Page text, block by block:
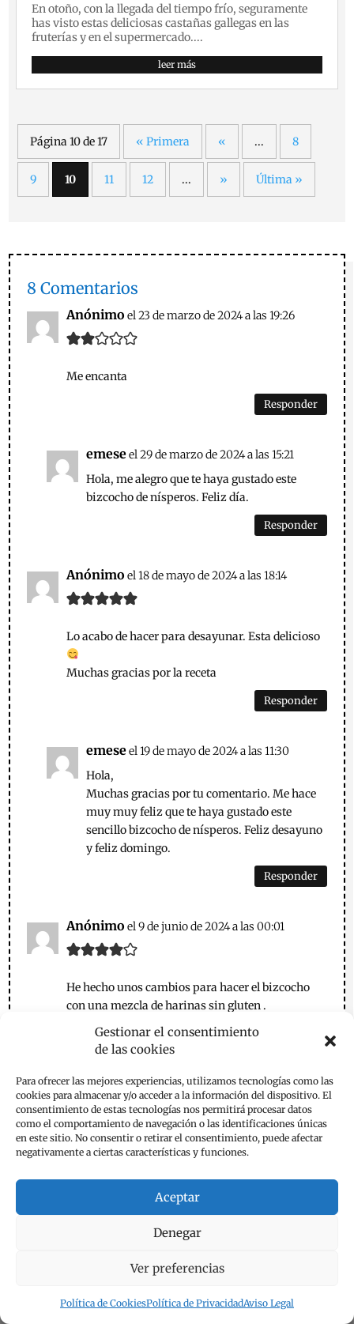
Gestionar el consentimiento
de las cookies
Para ofrecer las mejores experiencias, utilizamos tecnologías como las
cookies para almacenar y/o acceder a la información del dispositivo. El
consentimiento de estas tecnologías nos permitirá procesar datos
como el comportamiento de navegación o las identificaciones únicas
en este sitio. No consentir o retirar el consentimiento, puede afectar
negativamente a ciertas características y funciones.
Aceptar
Denegar
Ver preferencias
Política de CookiesPolítica de PrivacidadAviso Legal
En otoño, con la llegada del tiempo frío, seguramente
has visto estas deliciosas castañas gallegas en las
fruterías y en el supermercado....
leer más
Página 10 de 17 « Primera « ... 8
9 10 11 12 ... » Última »
8 Comentarios
Anónimo el 23 de marzo de 2024 a las 19:26
Me encanta
Responder
emeseel 29 de marzo de 2024 a las 15:21
Hola, me alegro que te haya gustado este
bizcocho de nísperos. Feliz día.
Responder
Anónimo el 18 de mayo de 2024 a las 18:14
Lo acabo de hacer para desayunar. Esta delicioso
Muchas gracias por la receta
Responder
emeseel 19 de mayo de 2024 a las 11:30
Hola,
Muchas gracias por tu comentario. Me hace
muy muy feliz que te haya gustado este
sencillo bizcocho de nísperos. Feliz desayuno
y feliz domingo.
Responder
Anónimo el 9 de junio de 2024 a las 00:01
He hecho unos cambios para hacer el bizcocho
con una mezcla de harinas sin gluten .
Por lo demás todo igual. Me encanta el sabor y la
mezcla
casualmente tenemos varios árboles de nísperos
y es otra manera de comerlos. Gracias por
compartir
Responder
el 10 de junio de 2024 a las 11:39
Hola,
Muchas gracias por tu comentario. Qué
bizcocho de nísperos. Está bien ir cambiando
pero siempre controlando lo que estamos